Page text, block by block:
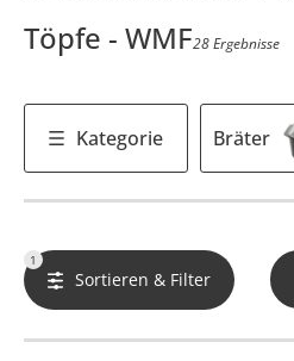
Töpfe - WMF28 Ergebnisse
Kategorie Bräter
1
Sortieren & Filter